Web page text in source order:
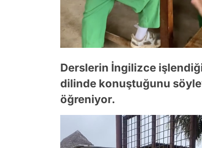
Derslerin İngilizce
dilinde konuştuğunu
öğreniyor.